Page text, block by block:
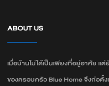
ABOUT US
เมื่อบ้านไม่ได้เป็นเพียงที่อยู่อาศัย
ของครอบครัว Blue Home จึงก่อตั้